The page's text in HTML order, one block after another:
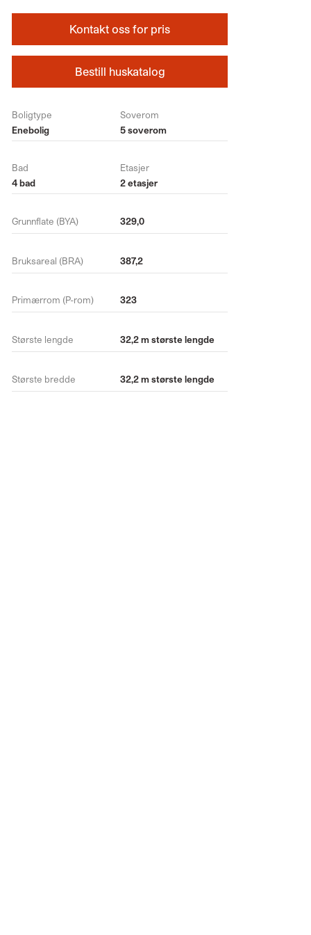
Kontakt oss for pris
Bestill huskatalog
Boligtype
Enebolig
Soverom
5 soverom
Bad
4 bad
Etasjer
2 etasjer
Grunnflate (BYA) 329,0
Bruksareal (BRA) 387,2
Primærrom (P-rom) 323
Største lengde 32,2 m største lengde
Største bredde 32,2 m største lengde